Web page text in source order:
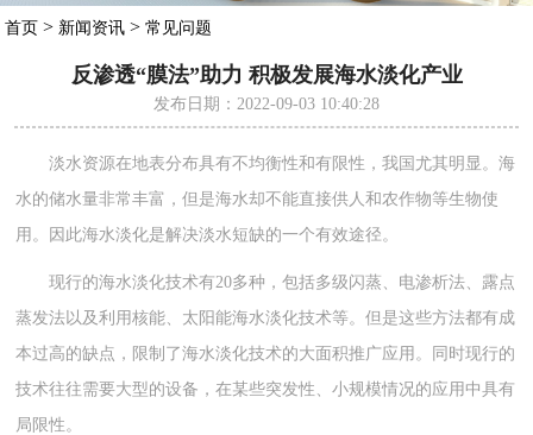
首页 > 新闻资讯 >常见问题
反渗透“膜法”助力 积极发展海水淡化产业
发布日期：2022-09-03 10:40:28
淡水资源在地表分布具有不均衡性和有限性，我国尤其明显。海
水的储水量非常丰富，但是海水却不能直接供人和农作物等生物使
用。因此海水淡化是解决淡水短缺的一个有效途径。
现行的海水淡化技术有20多种，包括多级闪蒸、电渗析法、露点
蒸发法以及利用核能、太阳能海水淡化技术等。但是这些方法都有成
本过高的缺点，限制了海水淡化技术的大面积推广应用。同时现行的
技术往往需要大型的设备，在某些突发性、小规模情况的应用中具有
局限性。